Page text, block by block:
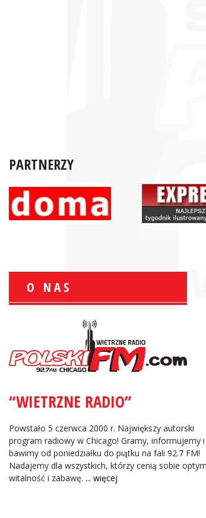
PARTNERZY
O NAS
“WIETRZNE RADIO”
Powstało 5 czerwca 2000 r. Największy autorski
program radiowy w Chicago! Gramy, informujemy i
bawimy od poniedziałku do piątku na fali 92.7 FM!
Nadajemy dla wszystkich, którzy cenią sobie
witalność i zabawę. ... więcej
Sport Polonijny
Zbigniew Wojewnik: